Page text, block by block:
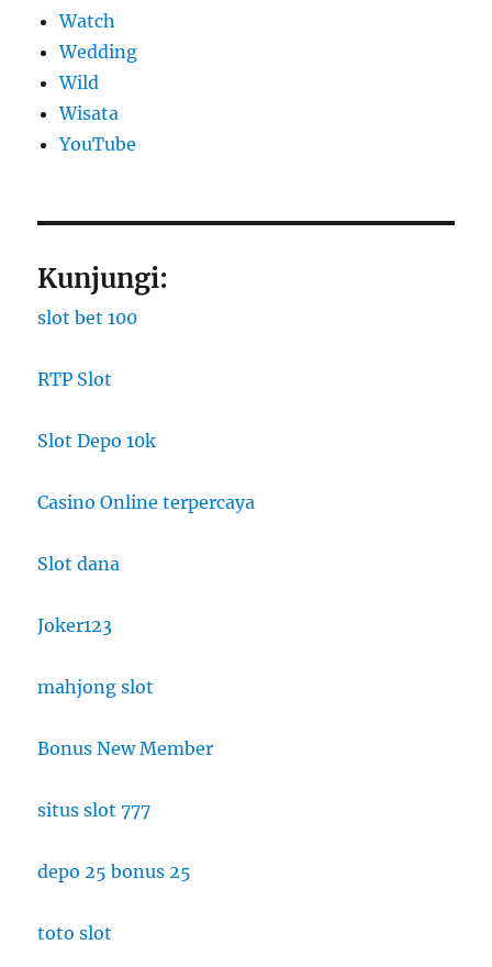
Watch
Wedding
Wild
Wisata
YouTube
Kunjungi:
slot bet 100
RTP Slot
Slot Depo 10k
Casino Online terpercaya
Slot dana
Joker123
mahjong slot
Bonus New Member
situs slot 777
depo 25 bonus 25
toto slot